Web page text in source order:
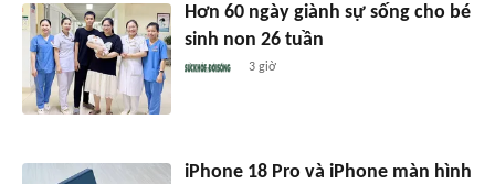
Hơn 60 ngày giành sự sống cho bé
sinh non 26 tuần
3 giờ
iPhone 18 Pro và iPhone màn hình